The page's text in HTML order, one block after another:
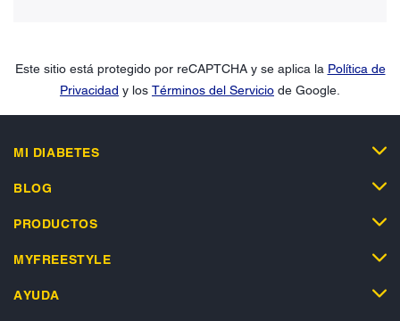
Este sitio está protegido por reCAPTCHA y se aplica la Política de
Privacidad y los Términos del Servicio de Google.
MI DIABETES
BLOG
PRODUCTOS
MYFREESTYLE
AYUDA